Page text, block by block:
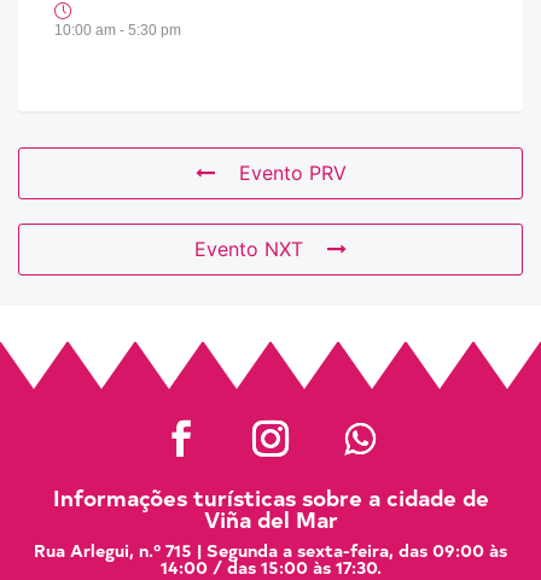
10:00 am - 5:30 pm
Evento PRV
Evento NXT
Informações turísticas sobre a cidade de
Viña del Mar
Rua Arlegui, n.º 715 | Segunda a sexta-feira, das 09:00 às
14:00 / das 15:00 às 17:30.